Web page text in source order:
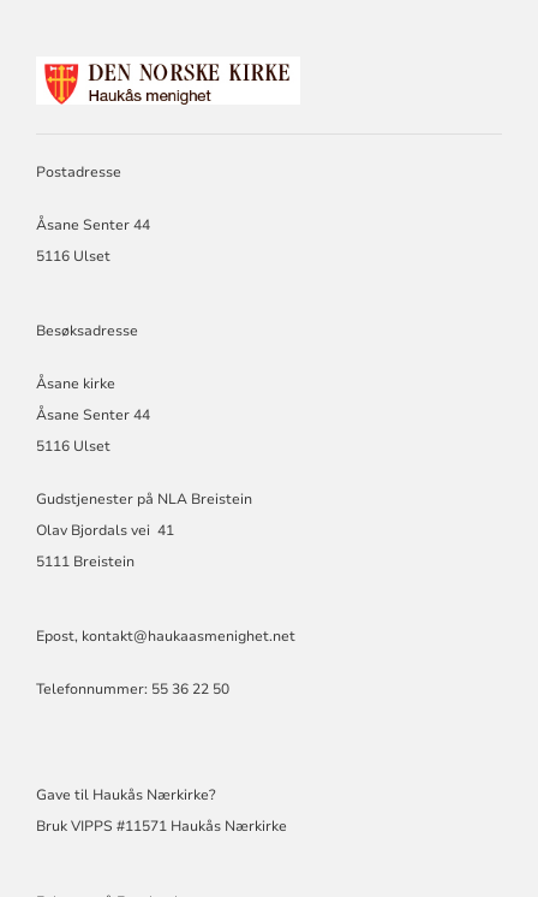
Postadresse
Åsane Senter 44
5116 Ulset
Besøksadresse
Åsane kirke
Åsane Senter 44
5116 Ulset
Gudstjenester på NLA Breistein
Olav Bjordals vei 41
5111 Breistein
Epost, kontakt@haukaasmenighet.net
Telefonnummer: 55 36 22 50
Gave til Haukås Nærkirke?
Bruk VIPPS #11571 Haukås Nærkirke